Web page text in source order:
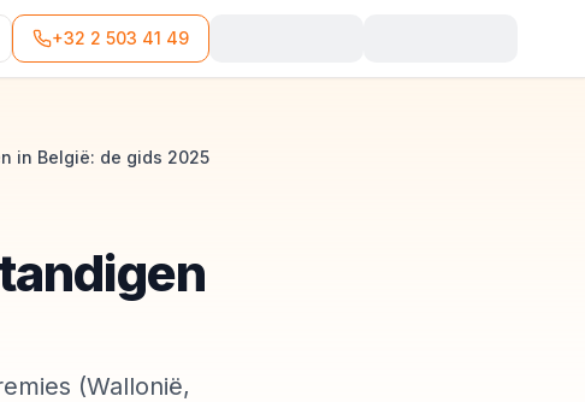
+32 2 503 41 49
in België: de gids 2025
(Wallonië,